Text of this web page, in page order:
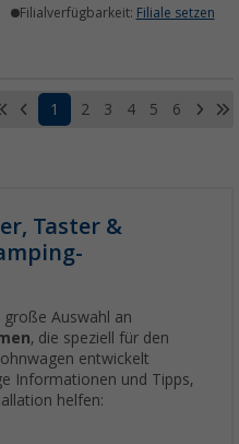
Filialverfügbarkeit: Filiale setzen
1 2 3 4 5 6
Taster &
Auswahl an
, die speziell für den
entwickelt
Informationen und Tipps,
helfen: